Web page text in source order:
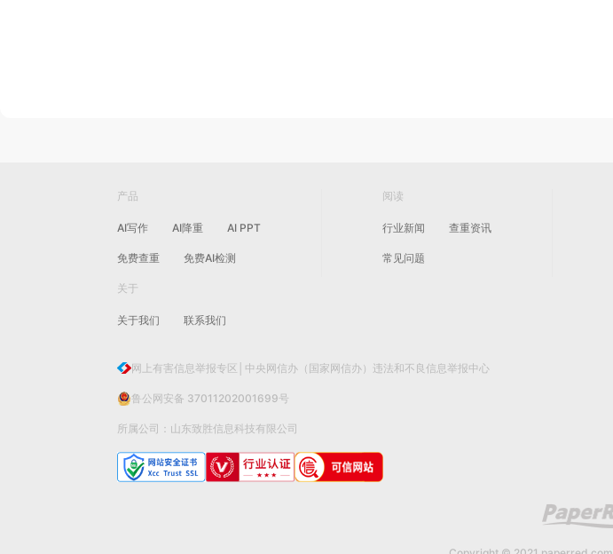
产品
AI写作 AI降重 AI PPT
免费查重 免费AI检测
关于
关于我们 联系我们
阅读
行业新闻 查重资讯
常见问题
网上有害信息举报专区│中央网信办（国家网信办）违法和不良信息举报中心
鲁公网安备 37011202001699号
所属公司：山东致胜信息科技有限公司